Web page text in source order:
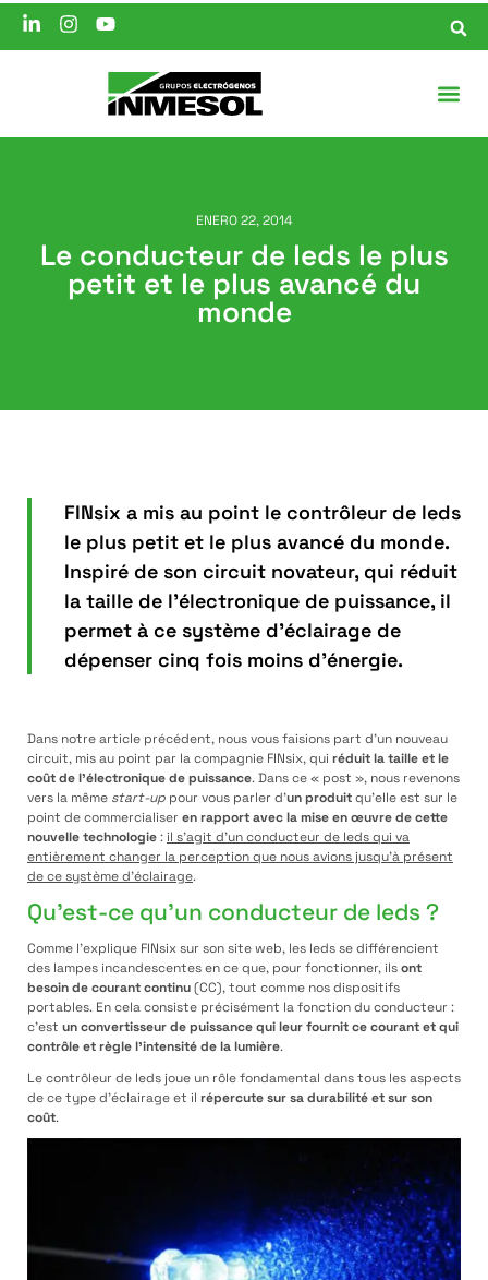
ENERO 22, 2014
Le conducteur de leds le plus
petit et le plus avancé du
monde
FINsix a mis au point le contrôleur de leds
le plus petit et le plus avancé du monde.
Inspiré de son circuit novateur, qui réduit
la taille de l’électronique de puissance, il
permet à ce système d’éclairage de
dépenser cinq fois moins d’énergie.
Dans notre article précédent, nous vous faisions part d’un nouveau
circuit, mis au point par la compagnie FINsix, qui réduit la taille et le
coût de l’électronique de puissance. Dans ce « post », nous revenons
vers la même start-up pour vous parler d’un produitqu’elle est sur le
point de commercialiser en rapport avec la mise en œuvre de cette
nouvelle technologie:il s’agit d’un conducteur de leds qui va
entièrement changer la perception que nous avions jusqu’à présent
de ce système d’éclairage.
Qu’est-ce qu’un conducteur de leds ?
Comme l’explique FINsix sur son site web, les leds se différencient
des lampes incandescentes en ce que, pour fonctionner, ilsont
besoin de courant continu(CC), tout comme nos dispositifs
portables. En cela consiste précisément la fonction du conducteur :
c’est un convertisseur de puissance qui leur fournit ce courant et qui
contrôle et règle l’intensité de la lumière.
Le contrôleur de leds joue un rôle fondamental dans tous les aspects
de ce type d’éclairage et il répercute sur sa durabilité et sur son
coût.